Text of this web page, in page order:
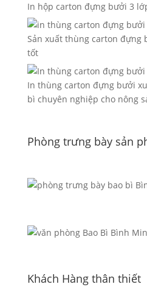
In hộp carton đựng bưởi 3
Sản xuất thùng carton đựng
tốt
In thùng carton đựng bưởi
bì chuyên nghiệp cho nông
Phòng trưng bày sản
Khách Hàng thân thiết